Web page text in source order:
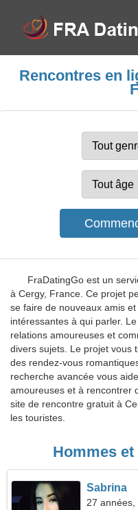
Rencontres en
FraDatingGo est un
à Cergy, France. Ce projet
se faire de nouveaux amis
intéressantes à qui parler.
relations amoureuses et
divers sujets. Le projet vous
des rendez-vous
recherche avancée vous
amoureuses et à rencontrer
site de rencontre gratuit à
les touristes.
Hommes
Sabrina
27 années,